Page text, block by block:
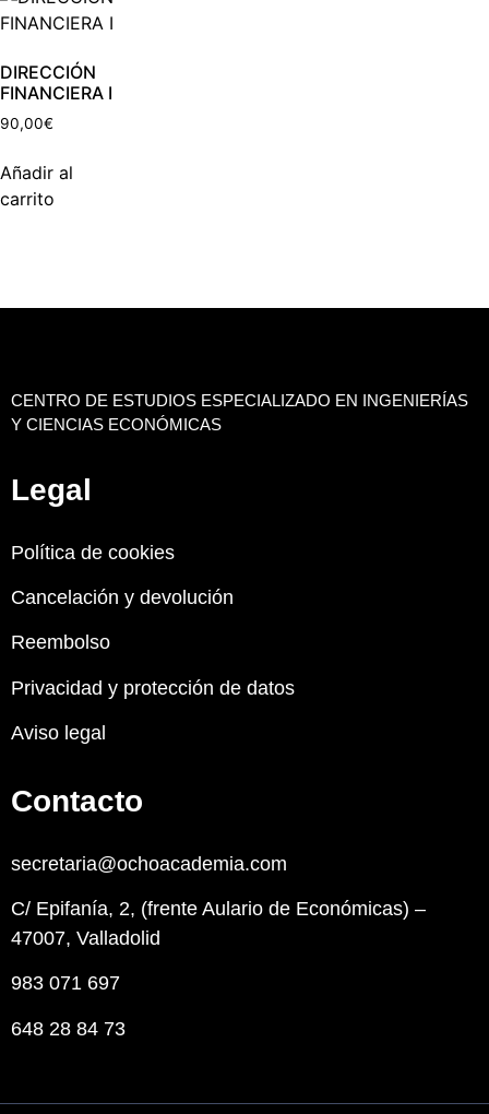
DIRECCIÓN
FINANCIERA I
90,00€
Añadir al
carrito
CENTRO DE ESTUDIOS ESPECIALIZADO EN INGENIERÍAS
Y CIENCIAS ECONÓMICAS
Legal
Política de cookies
Cancelación y devolución
Reembolso
Privacidad y protección de datos
Aviso legal
Contacto
secretaria@ochoacademia.com
C/ Epifanía, 2, (frente Aulario de Económicas) –
47007, Valladolid
983 071 697
648 28 84 73